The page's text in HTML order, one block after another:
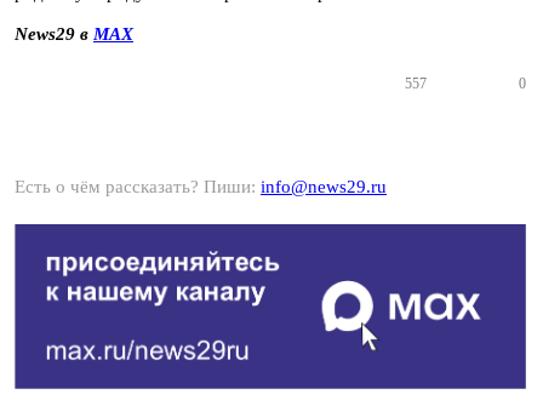
News29 в MAX
557 0
Есть о чём рассказать? Пиши: info@news29.ru